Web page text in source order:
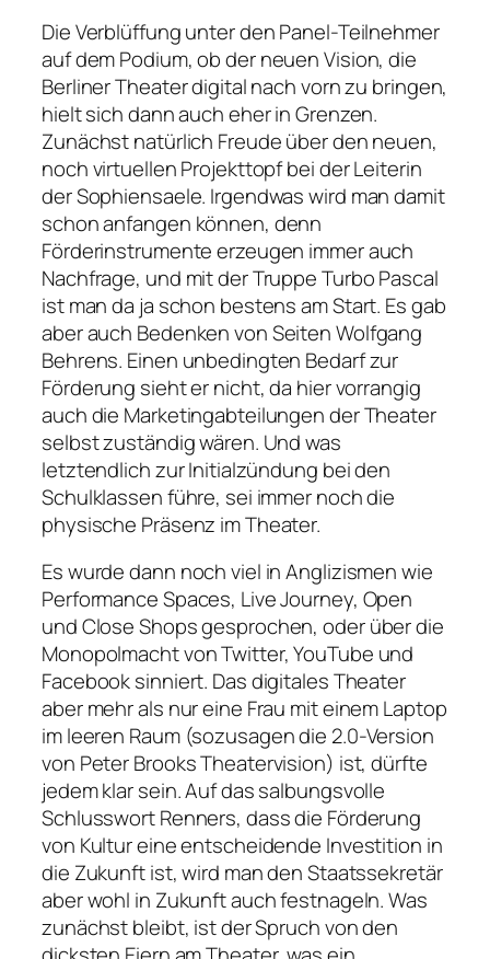
Die Verblüffung unter den Panel-Teilnehmer
auf dem Podium, ob der neuen Vision, die
Berliner Theater digital nach vorn zu bringen,
hielt sich dann auch eher in Grenzen.
Zunächst natürlich Freude über den neuen,
noch virtuellen Projekttopf bei der Leiterin
der Sophiensaele. Irgendwas wird man damit
schon anfangen können, denn
Förderinstrumente erzeugen immer auch
Nachfrage, und mit der TruppeTurbo Pascal
ist man da ja schon bestens am Start. Es gab
aber auch Bedenken von Seiten Wolfgang
Behrens. Einen unbedingten Bedarf zur
Förderung sieht er nicht, da hier vorrangig
auch die Marketingabteilungen der Theater
selbst zuständig wären. Und was
letztendlich zur Initialzündung bei den
Schulklassen führe, sei immer noch die
physische Präsenz im Theater.
Es wurde dann noch viel in Anglizismen wie
Performance Spaces, Live Journey, Open
und Close Shops gesprochen, oder über die
Monopolmacht von Twitter, YouTube und
Facebook sinniert. Das digitales Theater
aber mehr als nur eine Frau mit einem Laptop
im leeren Raum (sozusagen die 2.0-Version
von Peter Brooks Theatervision) ist, dürfte
jedem klar sein. Auf das salbungsvolle
Schlusswort Renners, dass die Förderung
von Kultur eine entscheidende Investition in
die Zukunft ist, wird man den Staatssekretär
aber wohl in Zukunft auch festnageln. Was
zunächst bleibt, ist der Spruch von den